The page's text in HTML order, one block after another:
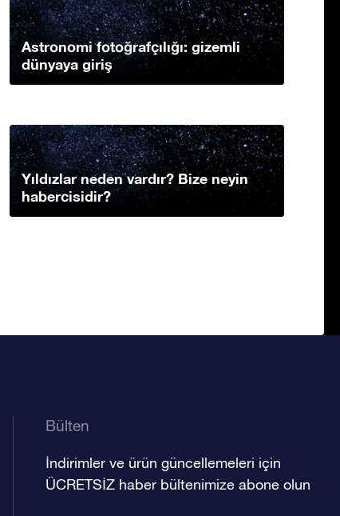
Astronomi fotoğrafçılığı: gizemli
dünyaya giriş
Yıldızlar neden vardır? Bize neyin
habercisidir?
Bülten
İndirimler ve ürün güncellemeleri için
ÜCRETSİZ haber bültenimize abone olun